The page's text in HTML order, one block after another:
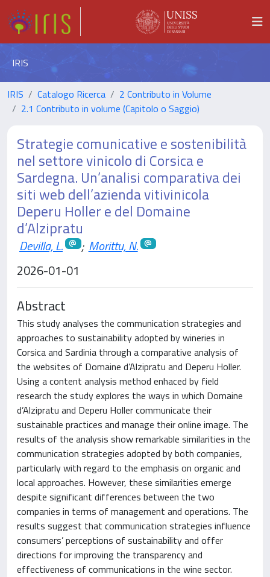
IRIS
IRIS Catalogo Ricerca
2 Contributo in Volume
2.1 Contributo in volume (Capitolo o Saggio)
Strategie comunicative e sostenibilità
nel settore vinicolo di Corsica e
Sardegna. Un’analisi comparativa dei
siti web dell’azienda vitivinicola
Deperu Holler e del Domaine
d’Alzipratu
Devilla, L. ; Morittu, N.
2026-01-01
Abstract
This study analyses the communication strategies and
approaches to sustainability adopted by wineries in
Corsica and Sardinia through a comparative analysis of
the websites of Domaine d’Alzipratu and Deperu Holler.
Using a content analysis method enhaced by field
research the study explores the ways in which Domaine
d’Alzipratu and Deperu Holler communicate their
sustainable practices and manage their online image. The
results of the analysis show remarkable similarities in the
communication strategies adopted by both companies,
particularly with regard to the emphasis on organic and
local approaches. However, these similarities emerge
despite significant differences between the two
companies in terms of management and operations. The
results suggest that communication strategies influence
consumers’ perceptions of sustainability and offer
directions for improving the transparency and
effectiveness of communications in the wine sector.